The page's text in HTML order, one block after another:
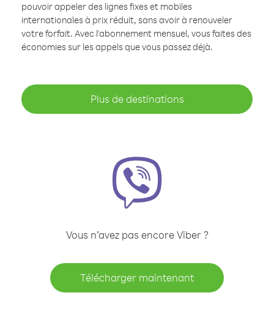
pouvoir appeler des lignes fixes et mobiles
internationales à prix réduit, sans avoir à renouveler
votre forfait. Avec l'abonnement mensuel, vous faites des
économies sur les appels que vous passez déjà.
Plus de destinations
Vous n’avez pas encore Viber ?
Télécharger maintenant